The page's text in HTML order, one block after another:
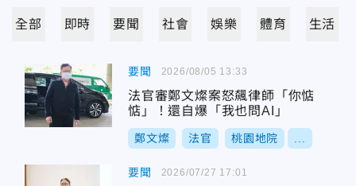
全部 即時 要聞 社會 娛樂 體育 生活
要聞
法官審鄭文燦案怒飆律師「你惦
惦」！還自爆「我也問AI」
鄭文燦 法官 桃園地院
2026/08/05 13:33
要聞 2026/07/27 17:01